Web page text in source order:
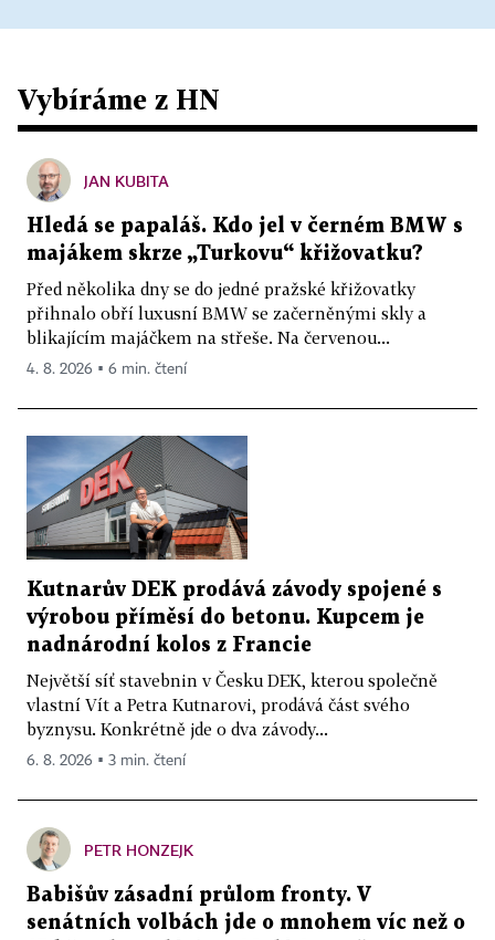
Vybíráme z HN
JAN KUBITA
Hledá se papaláš. Kdo jel v černém BMW s
majákem skrze „Turkovu“ křižovatku?
Před několika dny se do jedné pražské křižovatky
přihnalo obří luxusní BMW se začerněnými skly a
blikajícím majáčkem na střeše. Na červenou...
4. 8. 2026 ▪ 6 min. čtení
Kutnarův DEK prodává závody spojené s
výrobou příměsí do betonu. Kupcem je
nadnárodní kolos z Francie
Největší síť stavebnin v Česku DEK, kterou společně
vlastní Vít a Petra Kutnarovi, prodává část svého
byznysu. Konkrétně jde o dva závody...
6. 8. 2026 ▪ 3 min. čtení
PETR HONZEJK
Babišův zásadní průlom fronty. V
senátních volbách jde o mnohem víc než o